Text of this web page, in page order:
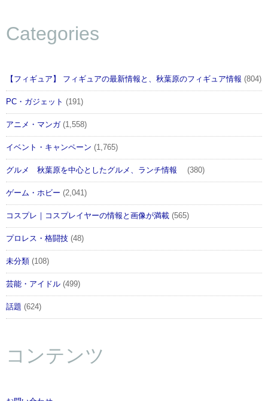
Categories
【フィギュア】 フィギュアの最新情報と、秋葉原のフィギュア情報 (804)
PC・ガジェット (191)
アニメ・マンガ(1,558)
イベント・キャンペーン (1,765)
グルメ 秋葉原を中心としたグルメ、ランチ情報 (380)
ゲーム・ホビー (2,041)
コスプレ｜コスプレイヤーの情報と画像が満載 (565)
プロレス・格闘技 (48)
未分類 (108)
芸能・アイドル (499)
話題 (624)
コンテンツ